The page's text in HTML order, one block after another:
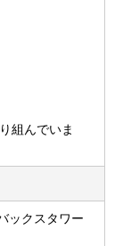
組んでいま
ックスタワー